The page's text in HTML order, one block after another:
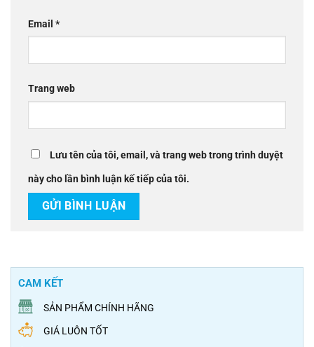
Email *
Trang web
Lưu tên của tôi, email, và trang web trong trình duyệt
này cho lần bình luận kế tiếp của tôi.
CAM KẾT
SẢN PHẨM CHÍNH HÃNG
GIÁ LUÔN TỐT